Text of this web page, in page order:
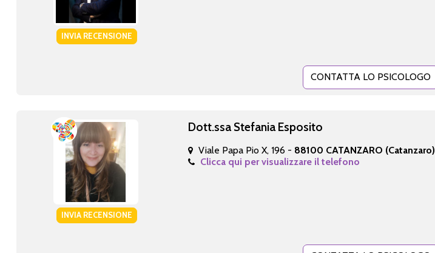
INVIA RECENSIONE
CONTATTA LO PSICOLOGO
INVIA RECENSIONE
Dott.ssa Stefania Esposito
Viale Papa Pio X, 196 - 88100 CATANZARO (Catanzaro)
Clicca qui per visualizzare il telefono